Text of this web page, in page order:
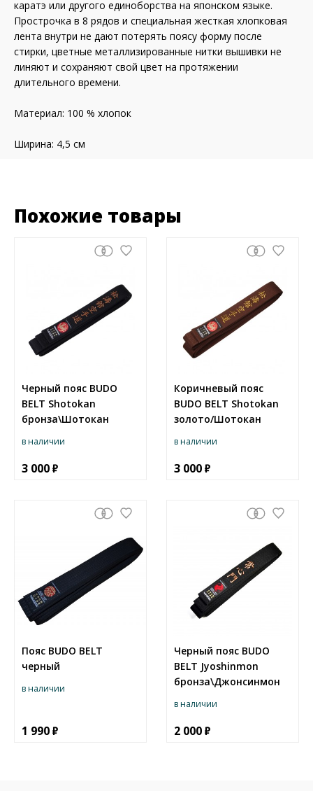
каратэ или другого единоборства на японском языке.
Прострочка в 8 рядов и специальная жесткая хлопковая
лента внутри не дают потерять поясу форму после
стирки, цветные металлизированные нитки вышивки не
линяют и сохраняют свой цвет на протяжении
длительного времени.
Материал: 100 % хлопок
Ширина: 4,5 см
Похожие товары
Черный пояс BUDO
BELT Shotokan
бронза\Шотокан
в наличии
3 000
Коричневый пояс
BUDO BELT Shotokan
золото/Шотокан
в наличии
3 000
Пояс BUDO BELT
черный
в наличии
1 990
Черный пояс BUDO
BELT Jyoshinmon
бронза\Джонсинмон
в наличии
2 000